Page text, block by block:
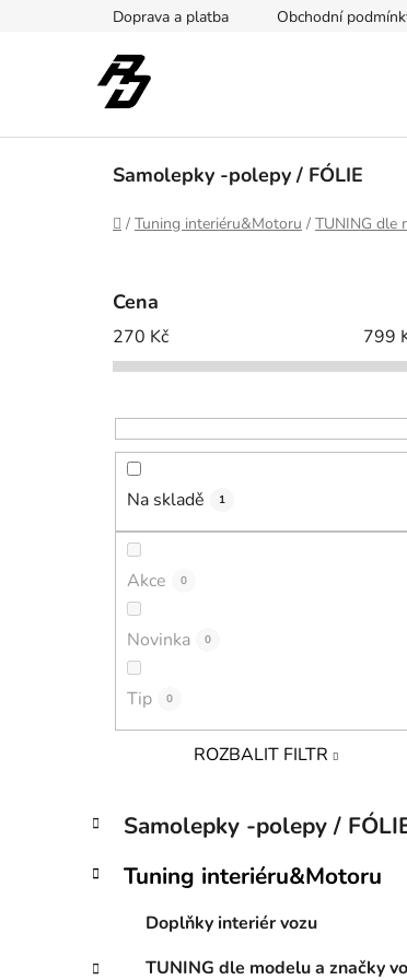
Doprava a platba Obchodní
Samolepky -polepy / FÓLIE
Domů
/ Tuning interiéru&Motoru / TUNING dle
Cena
270 Kč 799
Na skladě 1
Akce 0
Novinka 0
Tip 0
ROZBALIT FILTR
Přeskočit
kategorie
K
a
e
Samolepky -polepy /
Tuning interiéru&Motoru
Doplňky interiér vozu
TUNING dle modelu a značky